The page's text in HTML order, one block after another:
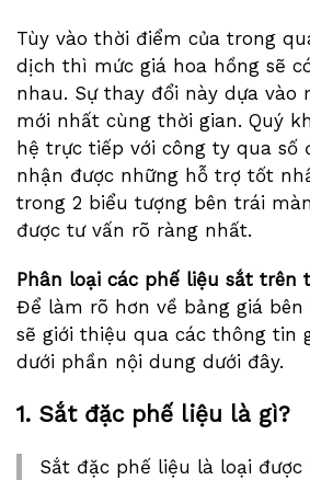
Tùy vào thời điểm của trong
dịch thì mức giá hoa hồng sẽ
nhau. Sự thay đổi này dựa vào
mới nhất cùng thời gian. Quý
hệ trực tiếp với công ty qua số
nhận được những hỗ trợ tốt
trong 2 biểu tượng bên trái
được tư vấn rõ ràng nhất.
Phân loại các phế liệu sắt trên
Để làm rõ hơn về bảng giá bên
sẽ giới thiệu qua các thông tin
dưới phần nội dung dưới đây.
1. Sắt đặc phế liệu là gì?
Sắt đặc phế liệu là loại